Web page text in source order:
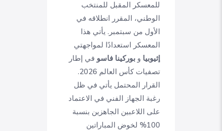
للمعسكر المقبل للمنتخب
الوطني، المقرر انطلاقه في
الأول من سبتمبر. يأتي هذا
المعسكر استعدادًا لمواجهتي
إثيوبيا و بوركينا فاسو في إطار
تصفيات كأس العالم 2026.
القرار المحتمل يأتي في ظل
رغبة الجهاز الفني في الاعتماد
على اللاعبين الجاهزين بنسبة
100% لخوض المباراتين